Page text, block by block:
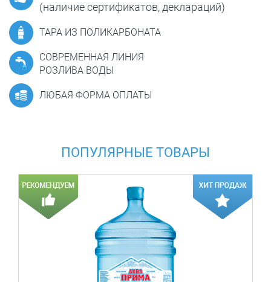
(наличие сертификатов, деклараций)
ТАРА ИЗ ПОЛИКАРБОНАТА
СОВРЕМЕННАЯ ЛИНИЯ
РОЗЛИВА ВОДЫ
ЛЮБАЯ ФОРМА ОПЛАТЫ
ПОПУЛЯРНЫЕ ТОВАРЫ